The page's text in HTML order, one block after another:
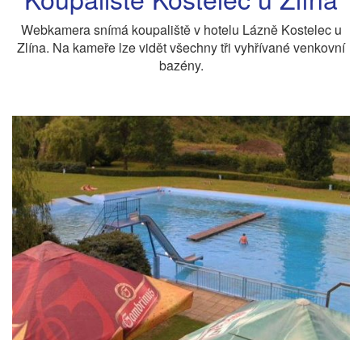
Webkamera snímá koupaliště v hotelu Lázně Kostelec u
Zlína. Na kameře lze vidět všechny tři vyhřívané venkovní
bazény.